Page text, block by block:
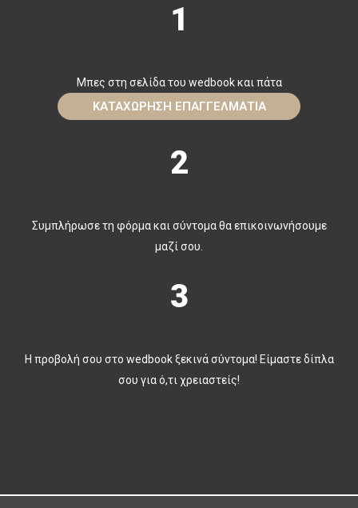
1
Μπες στη σελίδα του wedbook και πάτα
ΚΑΤΑΧΩΡΗΣΗ ΕΠΑΓΓΕΛΜΑΤΙΑ
2
Συμπλήρωσε τη φόρμα και σύντομα θα επικοινωνήσουμε
μαζί σου.
3
Η προβολή σου στο wedbook ξεκινά σύντομα! Είμαστε δίπλα
σου για ό,τι χρειαστείς!